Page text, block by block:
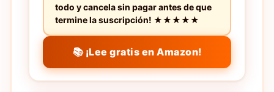
todo y cancela sin pagar antes de que
termine la suscripción! ★★★★★
📚 ¡Lee gratis en Amazon!